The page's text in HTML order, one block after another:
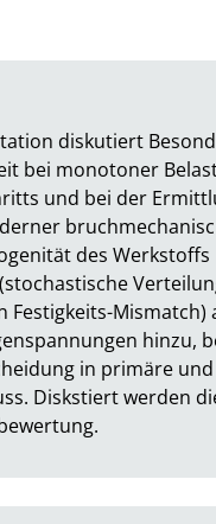
diskutiert
bei monotoner
und bei der
des
Festigkeits-
hinzu,
in primäre
Diskstiert werden